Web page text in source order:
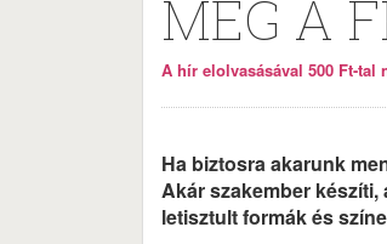
MEG A
A hír elolvasásával 500 Ft-tal
Ha biztosra akarunk
Akár szakember
letisztult formák és